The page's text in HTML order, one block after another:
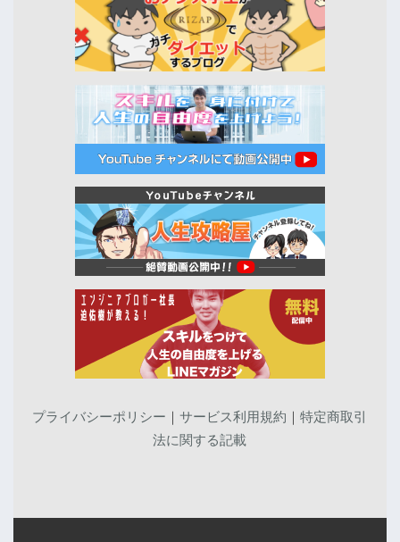
プライバシーポリシー ｜サービス利用規約 ｜特定商取引
法に関する記載